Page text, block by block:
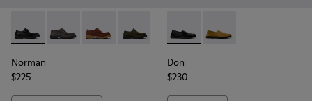
Norman - K100999-001 - Chaussures en cuir noir pour
Norman - K100999-005
Norman - K100999-004
Norman - K100999-002
Norman
$225
Don - K101089-001 -
Don - K101089-002
Don
$230